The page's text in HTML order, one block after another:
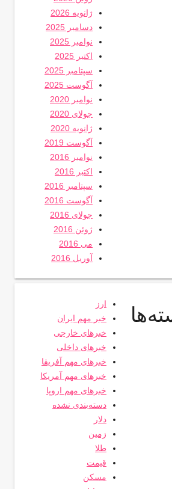
ژانویه 2026
دسامبر 2025
نوامبر 2025
اکتبر 2025
سپتامبر 2025
آگوست 2025
نوامبر 2020
جولای 2020
ژانویه 2020
آگوست 2019
نوامبر 2016
اکتبر 2016
سپتامبر 2016
آگوست 2016
جولای 2016
ژوئن 2016
می 2016
آوریل 2016
ارز
خبر مهم ایران
خبرهای خارجی
خبرهای داخلی
خبرهای مهم آفریقا
خبرهای مهم آمریکا
خبرهای مهم اروپا
دسته‌بندی نشده
دلار
زمین
طلا
قیمت
مسکن